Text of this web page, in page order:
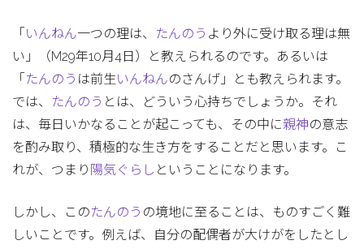
「 いんねん一つの理は、 たんのう より外に受け取る理は無
い」（M29年10月4日）と教えられるのです。あるいは
「 たんのう は前生いんねんのさんげ」とも教えられます。
では、
たんのう とは、どういう心持ちでしょうか。それ
は、毎日いかなることが起こっても、その中に親神の意志
を酌み取り、積極的な生き方をすることだと思います。こ
れが、つまり 陽気ぐらし ということになります。
しかし、このたんのう の境地に至ることは、ものすごく難
しいことです。例えば、自分の配偶者が大けがをしたとし